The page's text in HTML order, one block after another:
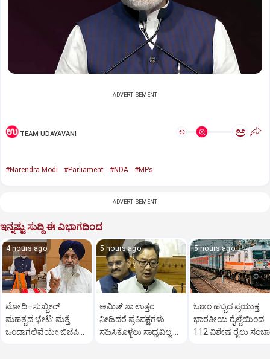
ADVERTISEMENT
TEAM UDAYAVANI ಅ ಅ
#Narendra Modi #Parliament #NDA #MPs
ADVERTISEMENT
ಇನ್ನಷ್ಟು ಸುದ್ದಿ ಈ ವಿಭಾಗದಿಂದ
4 hours ago
ಮೋದಿ–ಸುಖ್ಬೀರ್
ಮಹತ್ವದ ಭೇಟಿ: ಮತ್ತೆ
ಒಂದಾಗಲಿವೆಯೇ ಬಿಜೆಪಿ–
5 hours ago
ಅಮಿತ್ ಶಾ ಉತ್ತರ
ನೀಡಿದರೆ ಪ್ರತಿಪಕ್ಷಗಳು
ಸಹಿಸಿಕೊಳ್ಳಲು ಸಾಧ್ಯವಿಲ್ಲ:
5 hours ago
ಓಣಂ ಹಬ್ಬದ ಪ್ರಯುಕ್ತ
ಭಾರತೀಯ ರೈಲ್ವೆಯಿಂದ
112 ವಿಶೇಷ ರೈಲು